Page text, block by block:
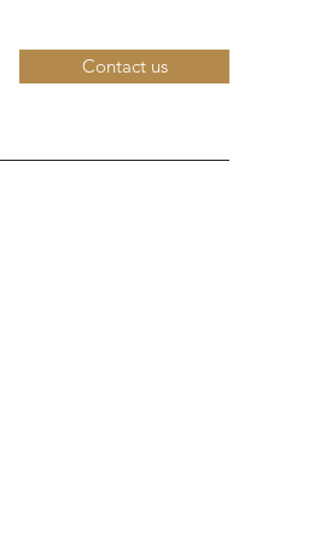
Contact us